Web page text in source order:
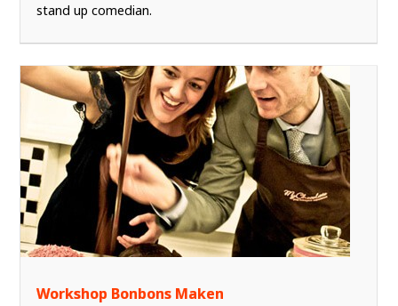
stand up comedian.
Workshop Bonbons Maken